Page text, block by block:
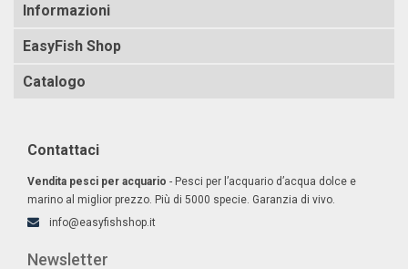
Informazioni
EasyFish Shop
Catalogo
Contattaci
Vendita pesci per acquario - Pesci per l’acquario d’acqua dolce e
marino al miglior prezzo. Più di 5000 specie. Garanzia di vivo.
info@easyfishshop.it
Newsletter